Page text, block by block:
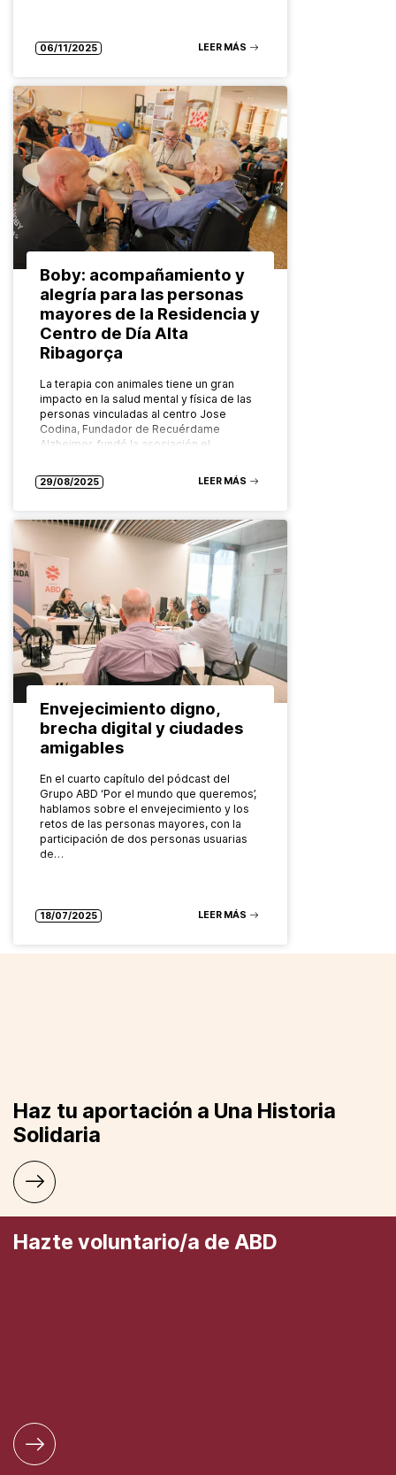
06/11/2025 LEER MÁS
Boby: acompañamiento y
alegría para las personas
mayores de la Residencia y
Centro de Día Alta
Ribagorça
La terapia con animales tiene un gran
impacto en la salud mental y física de las
personas vinculadas al centro Jose
Codina, Fundador de Recuérdame
Alzheimer, fundó la asociación el…
29/08/2025 LEER MÁS
Envejecimiento digno,
brecha digital y ciudades
amigables
En el cuarto capítulo del pódcast del
Grupo ABD ‘Por el mundo que queremos’,
hablamos sobre el envejecimiento y los
retos de las personas mayores, con la
participación de dos personas usuarias
de…
18/07/2025 LEER MÁS
Haz tu aportación a Una Historia
Solidaria
Hazte voluntario/a de ABD